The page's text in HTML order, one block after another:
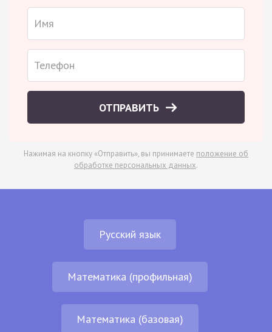
ОТПРАВИТЬ
Нажимая на кнопку «Отправить», вы принимаете положение об
обработке персональных данных.
Русский язык
Математика (профильная)
Математика (базовая)